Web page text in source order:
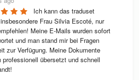
Ich kann das traduset
Frau Silvia Escoté, nur
Meine E-Mails wurden sofort
und man stand mir bei Fragen
zur Verfügung. Meine Dokumente
professionell übersetzt und schnell